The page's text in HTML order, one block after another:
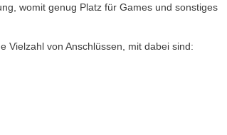
womit genug Platz für Games und sonstiges
Vielzahl von Anschlüssen, mit dabei sind: